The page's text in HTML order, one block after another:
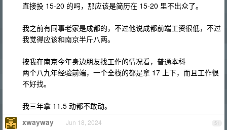
直接投 15-20 的吗，那应该是简历在 15-20 里不出众了。
我之前有同事老家是成都的，不过他说成都前端工资很低，不过
我觉得应该和南京半斤八两。
按我在南京今年身边朋友找工作的情况看，普通本科
两个八九年经验前端，一个全栈的都是拿 17 上下，而且工作很
不好找。
我三年拿 11.5 动都不敢动。
51
xwayway Jun 18, 2024